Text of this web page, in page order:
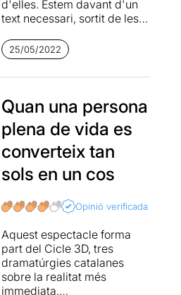
d'elles. Estem davant d'un
text necessari, sortit de les
contracor, però tan dur... que
costa mirar-lo a la cara i
aguantar moltes de les
sé fins a quin punt calia anar
fins a l'extrem, si amb la
meitat ja et fas a la idea de
les dificultats personals,
legals i socials que hi ha a
l'arribar a la vellesa. Però,
que la injustícia està present
en moltes fases del
crucisque passa la
protagonista quan el seu
pare emmalalteix. Un camí
dolorós en el que no només
has de conviure amb la
25/05/2022
Quan una persona
plena de vida es
converteix tan
sols en un cos
Opinió verificada
Aquest espectacle forma
part del Cicle 3D, tres
dramatúrgies catalanes
sobre la realitat més
immediata.